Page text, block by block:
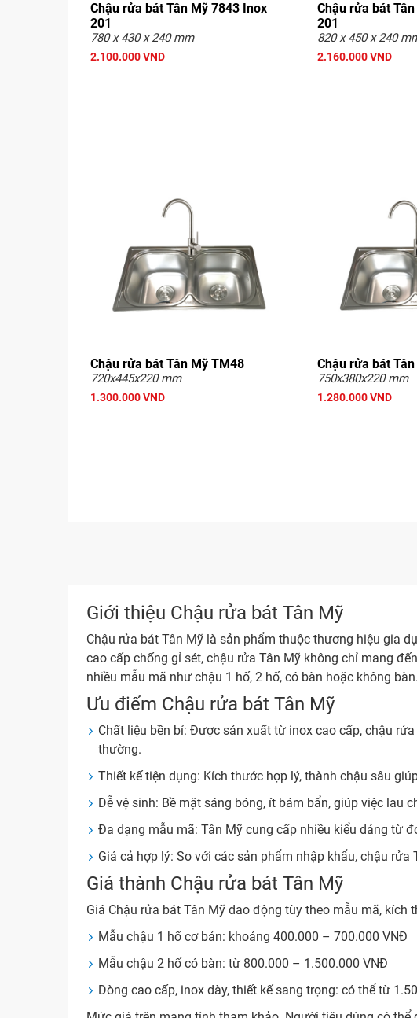
Chậu rửa bát Tân Mỹ 7843 Inox
201
780 x 430 x 240 mm
2.100.000 VND
Chậu rửa bát
201
820 x 450 x 240
2.160.000 VND
Chậu rửa bát Tân Mỹ TM48
720x445x220 mm
1.300.000 VND
Chậu rửa bát
750x380x220 mm
1.280.000 VND
Giới thiệu Chậu rửa bát Tân Mỹ
Chậu rửa bát Tân Mỹ là sản phẩm thuộc thương hiệu gia
cao cấp chống gỉ sét, chậu rửa Tân Mỹ không chỉ mang
nhiều mẫu mã như chậu 1 hố, 2 hố, có bàn hoặc không
Ưu điểm Chậu rửa bát Tân Mỹ
Chất liệu bền bỉ: Được sản xuất từ inox cao cấp, chậu
thường.
Thiết kế tiện dụng: Kích thước hợp lý, thành chậu sâu
Dễ vệ sinh: Bề mặt sáng bóng, ít bám bẩn, giúp việc lau
Đa dạng mẫu mã: Tân Mỹ cung cấp nhiều kiểu dáng từ
Giá cả hợp lý: So với các sản phẩm nhập khẩu, chậu
Giá thành Chậu rửa bát Tân Mỹ
Giá Chậu rửa bát Tân Mỹ dao động tùy theo mẫu mã, kích
Mẫu chậu 1 hố cơ bản: khoảng 400.000 – 700.000 VNĐ
Mẫu chậu 2 hố có bàn: từ 800.000 – 1.500.000 VNĐ
Dòng cao cấp, inox dày, thiết kế sang trọng: có thể từ